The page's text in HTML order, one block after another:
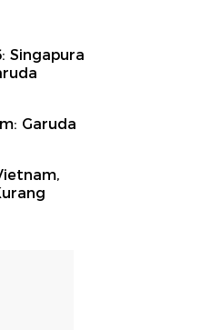
Singapura
Garuda